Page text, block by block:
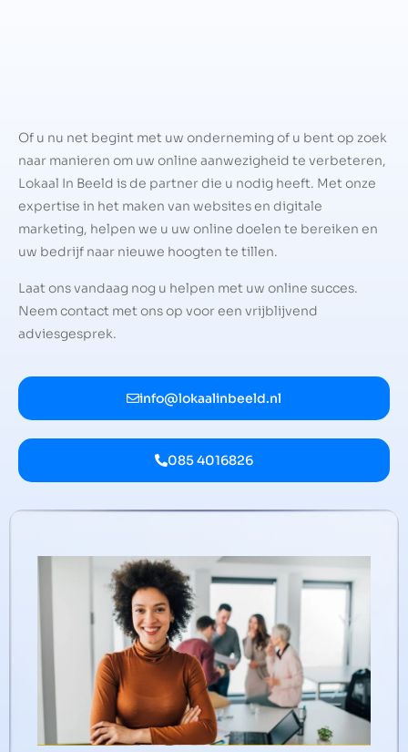
Of u nu net begint met uw onderneming of u bent op zoek
naar manieren om uw online aanwezigheid te verbeteren,
Lokaal In Beeld is de partner die u nodig heeft. Met onze
expertise in het maken van websites en digitale
marketing, helpen we u uw online doelen te bereiken en
uw bedrijf naar nieuwe hoogten te tillen.
Laat ons vandaag nog u helpen met uw online succes.
Neem contact met ons op voor een vrijblijvend
adviesgesprek.
info@lokaalinbeeld.nl
085 4016826